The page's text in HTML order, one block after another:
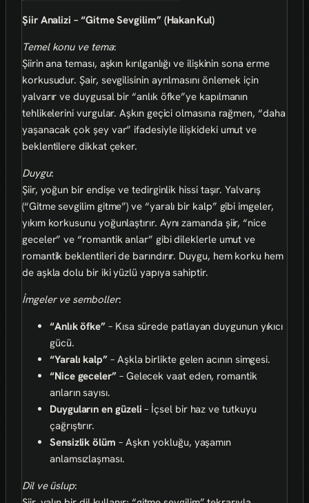
Şiir Analizi – “Gitme Sevgilim” (Hakan Kul)
Temel konu ve tema:
Şiirin ana teması, aşkın kırılganlığı ve ilişkinin sona erme
korkusudur. Şair, sevgilisinin ayrılmasını önlemek için
yalvarır ve duygusal bir “anlık öfke”ye kapılmanın
tehlikelerini vurgular. Aşkın geçici olmasına rağmen, “daha
yaşanacak çok şey var” ifadesiyle ilişkideki umut ve
beklentilere dikkat çeker.
Duygu:
Şiir, yoğun bir endişe ve tedirginlik hissi taşır. Yalvarış
(“Gitme sevgilim gitme”) ve “yaralı bir kalp” gibi imgeler,
yıkım korkusunu yoğunlaştırır. Aynı zamanda şiir, “nice
geceler” ve “romantik anlar” gibi dileklerle umut ve
romantik beklentileri de barındırır. Duygu, hem korku hem
de aşkla dolu bir iki yüzlü yapıya sahiptir.
İmgeler ve semboller:
“Anlık öfke” – Kısa sürede patlayan duygunun yıkıcı
gücü.
“Yaralı kalp” – Aşkla birlikte gelen acının simgesi.
“Nice geceler”– Gelecek vaat eden, romantik
anların sayısı.
Duyguların en güzeli – İçsel bir haz ve tutkuyu
çağrıştırır.
Sensizlik ölüm – Aşkın yokluğu, yaşamın
anlamsızlaşması.
Dil ve üslup: